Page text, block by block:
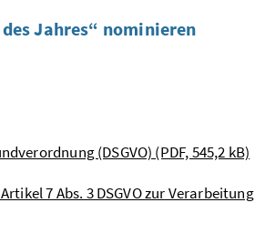
Jahres“ nominieren
(DSGVO) (PDF, 545,2 kB)
7 Abs. 3 DSGVO zur